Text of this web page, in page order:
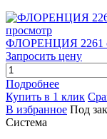
просмотр
ФЛОРЕНЦИЯ 2261
Запросить цену
Подробнее
Купить в 1 клик
В избранное Под
Система